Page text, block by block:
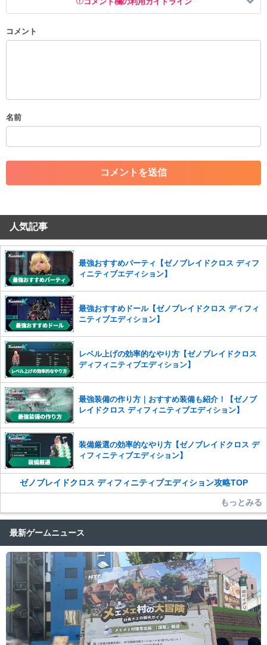
以下の書き込みを禁止とし、場合によってはコメント削除や書き込み制
・一度削除された投稿を再び投稿すること
・アカウントの売買など金銭が絡む内容の投稿
・各ゲームのネタバレを含む内容の投稿
・その他、管理者が不適切と判断した投稿
コメントの削除を申請する
せていただきます。ご了承ください。
※一度削除したコメントは復元ができませんのでご注意くだ
さい。
また、過度な利用規約の違反や、弊社に損害の及ぶ内容の書き込みがあ
った場合は、法的措置をとらせていただく場合もございますので、あら
かじめご理解くださいませ。
コメント
名前
人気記事
最強おすすめパーティ【ゼノブレイドクロス ディフ
ィニティブエディション】
最強おすすめドール【ゼノブレイドクロス ディフィ
ニティブエディション】
レベル上げの効率的なやり方【ゼノブレイドクロス
ディフィニティブエディション】
最強装備の作り方｜おすすめ装備も紹介！【ゼノブ
レイドクロス ディフィニティブエディション】
装備厳選の効率的なやり方【ゼノブレイドクロス デ
ィフィニティブエディション】
ゼノブレイドクロス ディフィニティブエディション攻略TOP
もっとみる
最新ゲームニュース